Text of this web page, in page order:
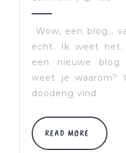
Wow, een blog…
echt. Ik weet het.
een nieuwe blog
weet je waarom?
doodeng vind
READ MORE
READ
MORE